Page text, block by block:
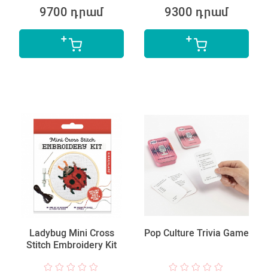
9700 դրամ 9300 դրամ
Ladybug Mini Cross
Stitch Embroidery Kit
Pop Culture Trivia Game